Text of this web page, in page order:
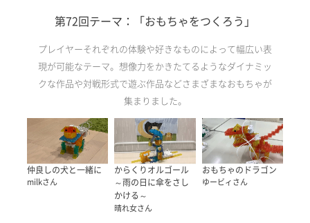
第72回テーマ：「おもちゃをつくろう」
プレイヤーそれぞれの体験や好きなものによって幅広い表
現が可能なテーマ。想像力をかきたてるようなダイナミッ
クな作品や対戦形式で遊ぶ作品などさまざまなおもちゃが
集まりました。
仲良しの犬と一緒に
milkさん
からくりオルゴール
～雨の日に傘をさし
かける～
晴れ女さん
おもちゃのドラゴン
ゆービィさん